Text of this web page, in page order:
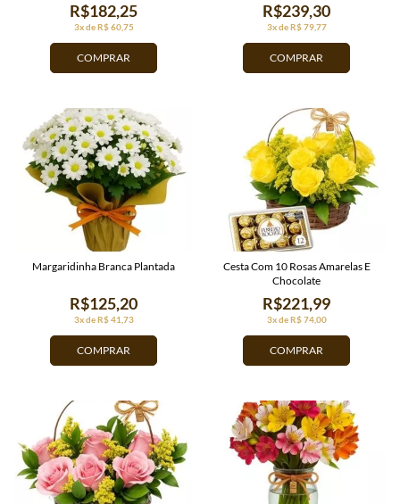
COMPRAR
3x de R$ 60,75
R$182,25
COMPRAR
3x de R$ 79,77
R$239,30
COMPRAR
3x de R$ 41,73
R$125,20
Margaridinha Branca Plantada
COMPRAR
3x de R$ 74,00
R$221,99
Cesta Com 10 Rosas Amarelas E
Chocolate